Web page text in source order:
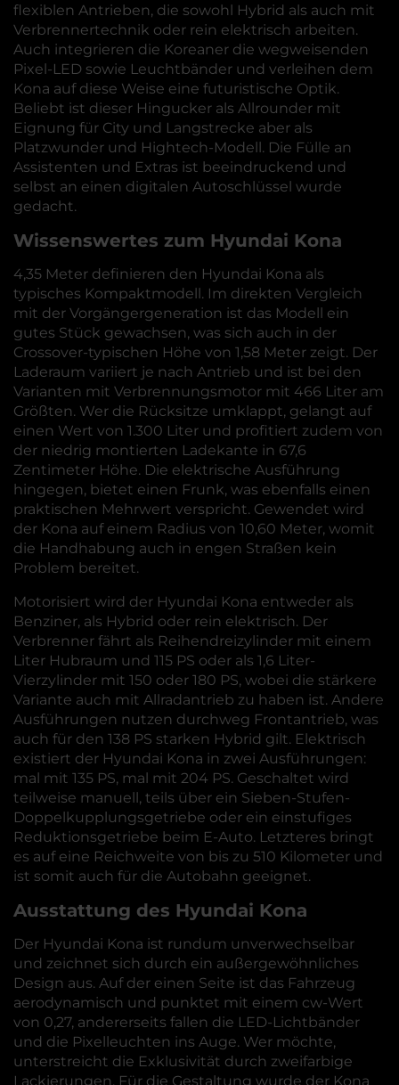
flexiblen Antrieben, die sowohl Hybrid als auch mit
Verbrennertechnik oder rein elektrisch arbeiten.
Auch integrieren die Koreaner die wegweisenden
Pixel-LED sowie Leuchtbänder und verleihen dem
Kona auf diese Weise eine futuristische Optik.
Beliebt ist dieser Hingucker als Allrounder mit
Eignung für City und Langstrecke aber als
Platzwunder und Hightech-Modell. Die Fülle an
Assistenten und Extras ist beeindruckend und
selbst an einen digitalen Autoschlüssel wurde
gedacht.
Wissenswertes zum Hyundai Kona
4,35 Meter definieren den Hyundai Kona als
typisches Kompaktmodell. Im direkten Vergleich
mit der Vorgängergeneration ist das Modell ein
gutes Stück gewachsen, was sich auch in der
Crossover-typischen Höhe von 1,58 Meter zeigt. Der
Laderaum variiert je nach Antrieb und ist bei den
Varianten mit Verbrennungsmotor mit 466 Liter am
Größten. Wer die Rücksitze umklappt, gelangt auf
einen Wert von 1.300 Liter und profitiert zudem von
der niedrig montierten Ladekante in 67,6
Zentimeter Höhe. Die elektrische Ausführung
hingegen, bietet einen Frunk, was ebenfalls einen
praktischen Mehrwert verspricht. Gewendet wird
der Kona auf einem Radius von 10,60 Meter, womit
die Handhabung auch in engen Straßen kein
Problem bereitet.
Motorisiert wird der Hyundai Kona entweder als
Benziner, als Hybrid oder rein elektrisch. Der
Verbrenner fährt als Reihendreizylinder mit einem
Liter Hubraum und 115 PS oder als 1,6 Liter-
Vierzylinder mit 150 oder 180 PS, wobei die stärkere
Variante auch mit Allradantrieb zu haben ist. Andere
Ausführungen nutzen durchweg Frontantrieb, was
auch für den 138 PS starken Hybrid gilt. Elektrisch
existiert der Hyundai Kona in zwei Ausführungen:
mal mit 135 PS, mal mit 204 PS. Geschaltet wird
teilweise manuell, teils über ein Sieben-Stufen-
Doppelkupplungsgetriebe oder ein einstufiges
Reduktionsgetriebe beim E-Auto. Letzteres bringt
es auf eine Reichweite von bis zu 510 Kilometer und
ist somit auch für die Autobahn geeignet.
Ausstattung des Hyundai Kona
Der Hyundai Kona ist rundum unverwechselbar
und zeichnet sich durch ein außergewöhnliches
Design aus. Auf der einen Seite ist das Fahrzeug
aerodynamisch und punktet mit einem cw-Wert
von 0,27, andererseits fallen die LED-Lichtbänder
und die Pixelleuchten ins Auge. Wer möchte,
unterstreicht die Exklusivität durch zweifarbige
Lackierungen. Für die Gestaltung wurde der Kona